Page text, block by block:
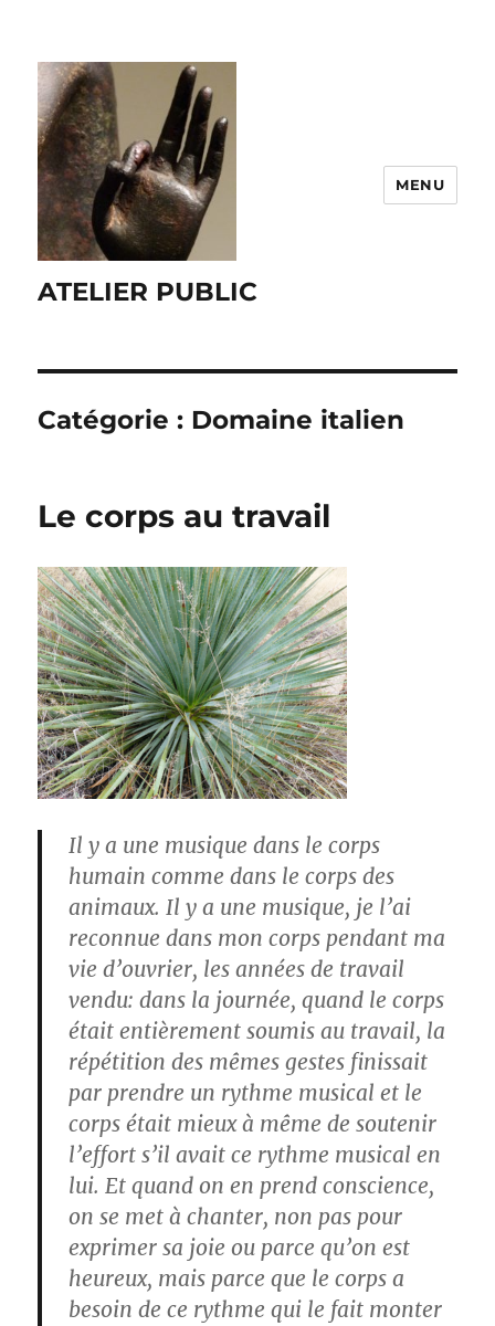
ATELIER PUBLIC
MENU
Catégorie : Domaine italien
Le corps au travail
Il y a une musique dans le corps
humain comme dans le corps des
animaux. Il y a une musique, je l’ai
reconnue dans mon corps pendant ma
vie d’ouvrier, les années de travail
vendu: dans la journée, quand le corps
était entièrement soumis au travail, la
répétition des mêmes gestes finissait
par prendre un rythme musical et le
corps était mieux à même de soutenir
l’effort s’il avait ce rythme musical en
lui. Et quand on en prend conscience,
on se met à chanter, non pas pour
exprimer sa joie ou parce qu’on est
heureux, mais parce que le corps a
besoin de ce rythme qui le fait monter